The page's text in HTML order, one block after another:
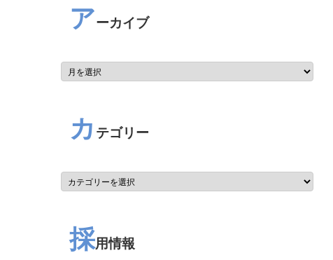
アーカイブ
カ テゴリー
採用情報